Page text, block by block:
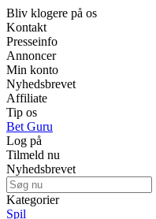
Bliv klogere på os
Kontakt
Presseinfo
Annoncer
Min konto
Nyhedsbrevet
Affiliate
Tip os
Bet Guru
Log på
Tilmeld nu
Nyhedsbrevet
Kategorier
Spil